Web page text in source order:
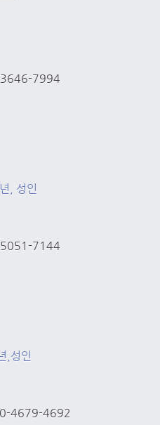
3646-7994
, 성인
5051-7144
,성인
4679-4692